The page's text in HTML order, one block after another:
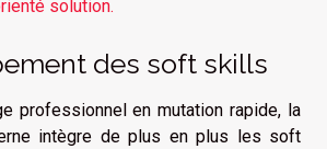
solution.
des soft skills
professionnel en mutation rapide, la
intègre de plus en plus les soft